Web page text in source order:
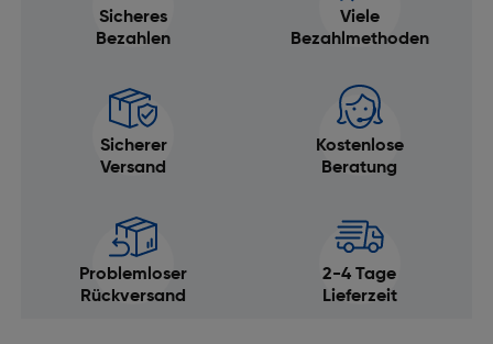
Sicheres
Bezahlen
Viele
Bezahlmethoden
Sicherer
Versand
Kostenlose
Beratung
Problemloser
Rückversand
2-4 Tage
Lieferzeit